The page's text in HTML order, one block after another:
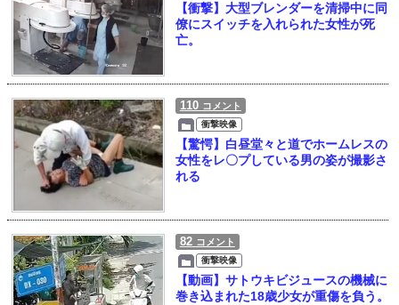
【衝撃】大型ブレンダーを清掃中に同
僚にスイッチを入れられた女性が死
亡。
110 コメント
衝撃映像
【驚愕】白昼堂々と道でホームレスの
女性をレ〇プしている男の姿が撮影さ
れる
82 コメント
衝撃映像
【動画】サトウキビジュースの機械に
巻き込まれた18歳少女が重傷を負う。